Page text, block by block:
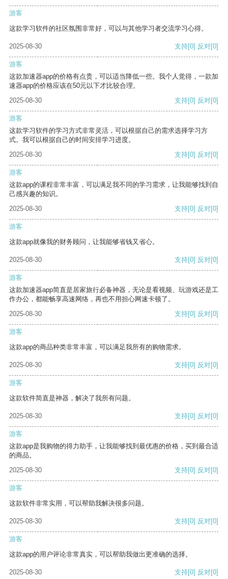
游客
这款学习软件的社区氛围非常好，可以与其他学习者交流学习心得。
2025-08-30 支持[0] 反对[0]
游客
这款加速器app的价格有点贵，可以适当降低一些。我个人觉得，一款加
速器app的价格应该在50元以下才比较合理。
2025-08-30
支持[0] 反对[0]
游客
这款学习软件的学习方式非常灵活，可以根据自己的需求选择学习方
式。我可以根据自己的时间安排学习进度。
2025-08-30
支持[0] 反对[0]
游客
这款app的课程非常丰富，可以满足我不同的学习需求，让我能够找到自
己感兴趣的知识。
2025-08-30
支持[0] 反对[0]
游客
这款app就像我的财务顾问，让我能够省钱又省心。
2025-08-30 支持[0] 反对[0]
游客
这款加速器app简直是居家旅行必备神器，无论是看视频、玩游戏还是工
作办公，都能畅享高速网络，再也不用担心网速卡顿了。
2025-08-30
支持[0] 反对[0]
游客
这款app的商品种类非常丰富，可以满足我所有的购物需求。
2025-08-30 支持[0] 反对[0]
游客
这款软件简直是神器，解决了我所有问题。
2025-08-30 支持[0] 反对[0]
游客
这款app是我购物的得力助手，让我能够找到最优惠的价格，买到最合适
的商品。
2025-08-30
支持[0] 反对[0]
游客
这款软件非常实用，可以帮助我解决很多问题。
2025-08-30 支持[0] 反对[0]
游客
这款app的用户评论非常真实，可以帮助我做出更准确的选择。
2025-08-30 支持[0] 反对[0]